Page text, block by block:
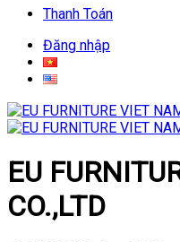
Thanh Toán
Đăng nhập
EU
CO.,LTD